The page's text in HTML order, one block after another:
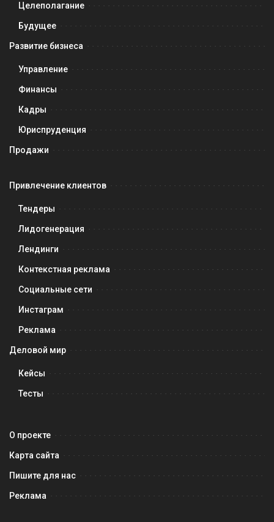
Целеполагание
Будущее
Развитие бизнеса
Управление
Финансы
Кадры
Юриспруденция
Продажи
Привлечение клиентов
Тендеры
Лидогенерация
Лендинги
Контекстная реклама
Социальные сети
Инстаграм
Реклама
Деловой мир
Кейсы
Тесты
О проекте
Карта сайта
Пишите для нас
Реклама